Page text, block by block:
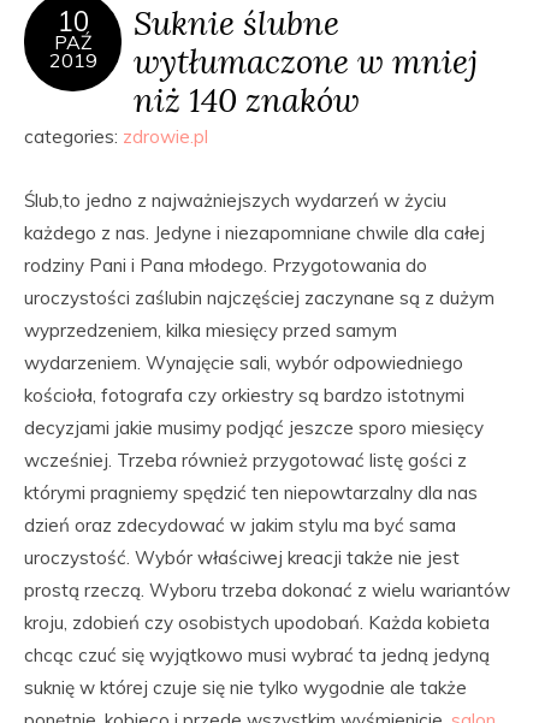
10
PAŹ
2019
Suknie ślubne
wytłumaczone w mniej
niż 140 znaków
categories: zdrowie.pl
Ślub,to jedno z najważniejszych wydarzeń w życiu
każdego z nas. Jedyne i niezapomniane chwile dla całej
rodziny Pani i Pana młodego. Przygotowania do
uroczystości zaślubin najczęściej zaczynane są z dużym
wyprzedzeniem, kilka miesięcy przed samym
wydarzeniem. Wynajęcie sali, wybór odpowiedniego
kościoła, fotografa czy orkiestry są bardzo istotnymi
decyzjami jakie musimy podjąć jeszcze sporo miesięcy
wcześniej. Trzeba również przygotować listę gości z
którymi pragniemy spędzić ten niepowtarzalny dla nas
dzień oraz zdecydować w jakim stylu ma być sama
uroczystość. Wybór właściwej kreacji także nie jest
prostą rzeczą. Wyboru trzeba dokonać z wielu wariantów
kroju, zdobień czy osobistych upodobań. Każda kobieta
chcąc czuć się wyjątkowo musi wybrać ta jedną jedyną
suknię w której czuje się nie tylko wygodnie ale także